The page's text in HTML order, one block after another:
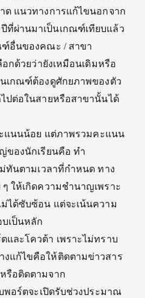
ด แนวทางการแก้ไขนอกจาก
ที่ผ่านมาเป็นเกณฑ์เทียบแล้ว
ฑ์อื่นของคณะ / สาขา
กด้วยว่ายังเหมือนเดิมหรือ
เกณฑ์ต้องดูศักยภาพของตัว
ไปต่อในสายหรือสาขานั้นได้
ะแนนน้อย แต่ภาพรวมคะแนน
ของนักเรียนคือ ทำ
ม่ทันตามเวลาที่กำหนด ทาง
ให้เกิดความชำนาญเพราะ
ได้ซับซ้อน แต่จะเน้นความ
บเป็นหลัก
และโควต้า เพราะไม่ทราบ
แก้ไขคือให้ติดตามข่าวสาร
รือติดตามจาก
พอร์ตจะเปิดรับช่วงประมาณ